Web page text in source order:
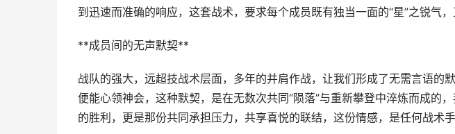
到迅速而准确的响应，这套战术，要求每个成员既有独当一面的“星”之锐气，
**成员间的无声默契**
战队的强大，远超技战术层面，多年的并肩作战，让我们形成了无需言语的
便能心领神会，这种默契，是在无数次共同“陨落”与重新攀登中淬炼而成的
的胜利，更是那份共同承担压力，共享喜悦的联结，这份情感，是任何战术